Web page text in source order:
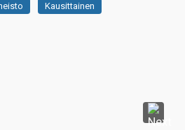
Kausittainen